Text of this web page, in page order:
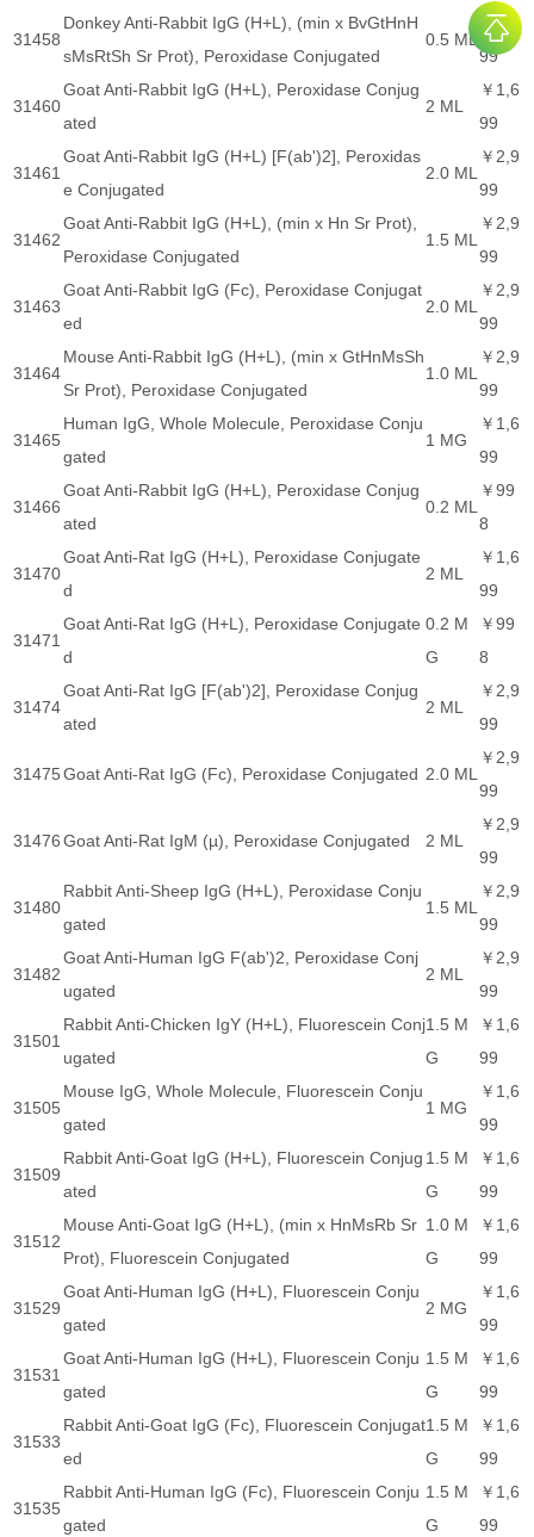
31458
Donkey Anti-Rabbit IgG (H+L), (min x BvGtHnH
sMsRtSh Sr Prot), Peroxidase Conjugated
0.5 ML
￥1,6
99
31460
Goat Anti-Rabbit IgG (H+L), Peroxidase Conjug
ated
2 ML
￥1,6
99
31461
Goat Anti-Rabbit IgG (H+L) [F(ab')2], Peroxidas
e Conjugated
2.0 ML
￥2,9
99
31462
Goat Anti-Rabbit IgG (H+L), (min x Hn Sr Prot),
Peroxidase Conjugated
1.5 ML
￥2,9
99
31463
Goat Anti-Rabbit IgG (Fc), Peroxidase Conjugat
ed
2.0 ML
￥2,9
99
31464
Mouse Anti-Rabbit IgG (H+L), (min x GtHnMsSh
Sr Prot), Peroxidase Conjugated
1.0 ML
￥2,9
99
31465
Human IgG, Whole Molecule, Peroxidase Conju
gated
1 MG
￥1,6
99
31466
Goat Anti-Rabbit IgG (H+L), Peroxidase Conjug
ated
0.2 ML
￥99
8
31470
Goat Anti-Rat IgG (H+L), Peroxidase Conjugate
d
2 ML
￥1,6
99
31471
Goat Anti-Rat IgG (H+L), Peroxidase Conjugate
d
0.2 M
G
￥99
8
31474
Goat Anti-Rat IgG [F(ab')2], Peroxidase Conjug
ated
2 ML
￥2,9
99
31475 Goat Anti-Rat IgG (Fc), Peroxidase Conjugated 2.0 ML
￥2,9
99
31476 Goat Anti-Rat IgM (µ), Peroxidase Conjugated 2 ML
￥2,9
99
31480
Rabbit Anti-Sheep IgG (H+L), Peroxidase Conju
gated
1.5 ML
￥2,9
99
31482
Goat Anti-Human IgG F(ab')2, Peroxidase Conj
ugated
2 ML
￥2,9
99
31501
Rabbit Anti-Chicken IgY (H+L), Fluorescein Conj
ugated
1.5 M
G
￥1,6
99
31505
Mouse IgG, Whole Molecule, Fluorescein Conju
gated
1 MG
￥1,6
99
31509
Rabbit Anti-Goat IgG (H+L), Fluorescein Conjug
ated
1.5 M
G
￥1,6
99
31512
Mouse Anti-Goat IgG (H+L), (min x HnMsRb Sr
Prot), Fluorescein Conjugated
1.0 M
G
￥1,6
99
31529
Goat Anti-Human IgG (H+L), Fluorescein Conju
gated
2 MG
￥1,6
99
31531
Goat Anti-Human IgG (H+L), Fluorescein Conju
gated
1.5 M
G
￥1,6
99
31533
Rabbit Anti-Goat IgG (Fc), Fluorescein Conjugat
ed
1.5 M
G
￥1,6
99
31535
Rabbit Anti-Human IgG (Fc), Fluorescein Conju
gated
1.5 M
G
￥1,6
99